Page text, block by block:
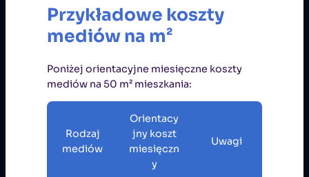
Przykładowe koszty
mediów na m²
Poniżej orientacyjne miesięczne koszty
mediów na 50 m² mieszkania:
Rodzaj
mediów
Orientacy
jny koszt
miesięczn
y
Uwagi